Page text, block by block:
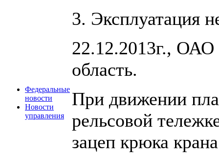
Федеральные
новости
Новости
управления
3. Эксплуатация
22.12.2013г., ОАО
область.
При движении
рельсовой
зацеп крюка